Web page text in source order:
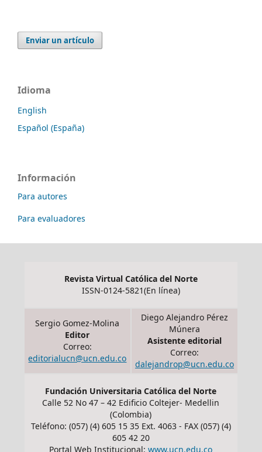
Enviar un artículo
Idioma
English
Español (España)
Información
Para autores
Para evaluadores
Revista Virtual Católica del Norte
ISSN-0124-5821(En línea)
Sergio Gomez-Molina
Editor
Correo:
editorialucn@ucn.edu.co
Diego Alejandro Pérez
Múnera
Asistente editorial
Correo:
dalejandrop@ucn.edu.co
Fundación Universitaria Católica del Norte
Calle 52 No 47 – 42 Edificio Coltejer- Medellin
(Colombia)
Teléfono: (057) (4) 605 15 35 Ext. 4063 - FAX (057) (4)
605 42 20
Portal Web Institucional:www.ucn.edu.co